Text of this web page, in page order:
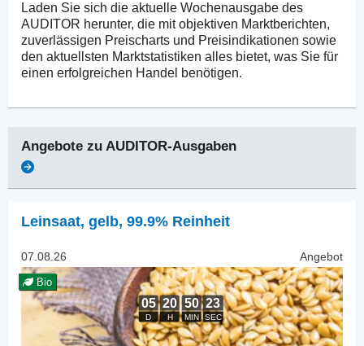
Laden Sie sich die aktuelle Wochenausgabe des
AUDITOR herunter, die mit objektiven Marktberichten,
zuverlässigen Preischarts und Preisindikationen sowie
den aktuellsten Marktstatistiken alles bietet, was Sie für
einen erfolgreichen Handel benötigen.
Angebote zu AUDITOR-Ausgaben
Leinsaat, gelb, 99.9% Reinheit
07.08.26 Angebot
Bio